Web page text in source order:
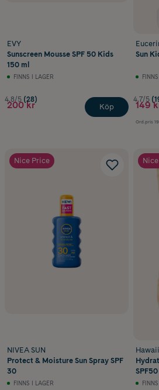
EVY
Sunscreen Mousse SPF 50 Kids
150 ml
FINNS I LAGER
4.8/5 (28)
200 kr Köp
Sun
4.7/5
149
Ord.pris
Nice Price
NIVEA SUN
Protect & Moisture Sun Spray SPF
30
FINNS I LAGER
SPF50